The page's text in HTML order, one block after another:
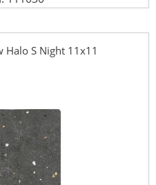
Halo S Night 11x11